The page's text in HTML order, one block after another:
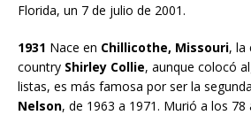
Florida, un 7 de julio de 2001.
1931 Nace en Chillicothe, Missouri, la
country Shirley Collie, aunque colocó
listas, es más famosa por ser la
Nelson, de 1963 a 1971. Murió a los 78